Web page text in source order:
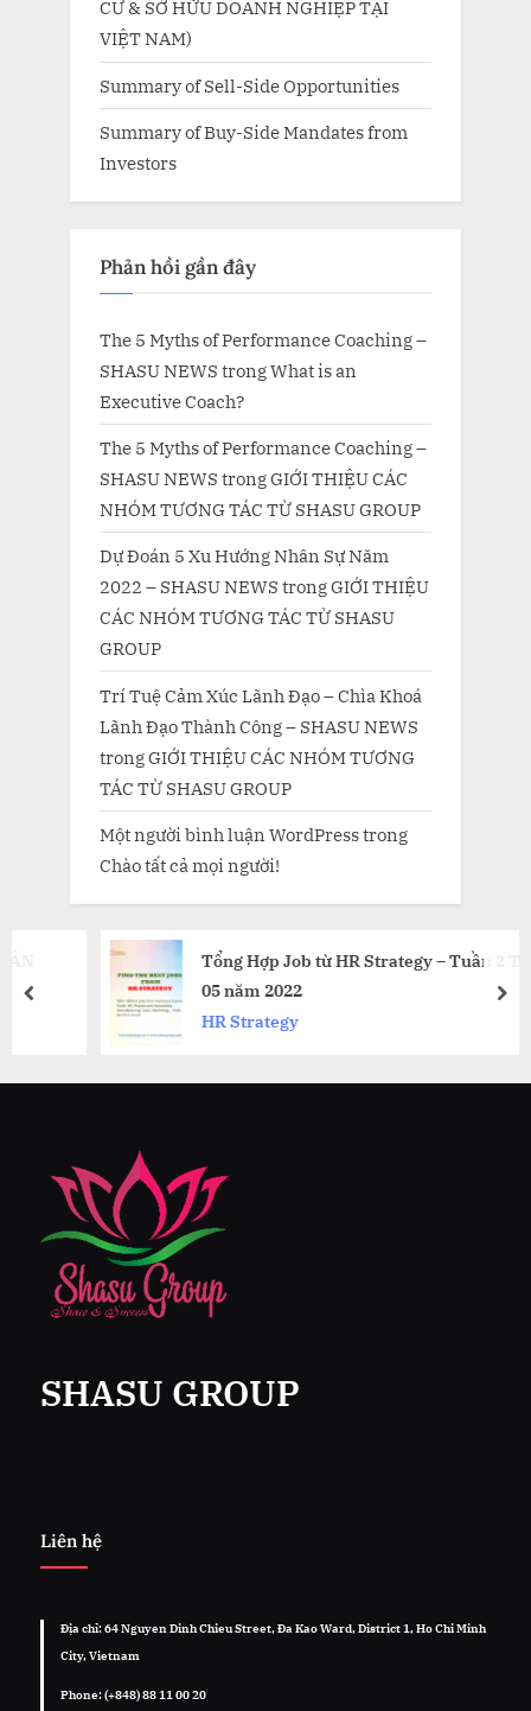
CƯ & SỞ HỮU DOANH NGHIỆP TẠI
VIỆT NAM)
Summary of Sell-Side Opportunities
Summary of Buy-Side Mandates from
Investors
Phản hồi gần đây
The 5 Myths of Performance Coaching –
SHASU NEWS trongWhat is an
Executive Coach?
The 5 Myths of Performance Coaching –
SHASU NEWS trongGIỚI THIỆU CÁC
NHÓM TƯƠNG TÁC TỪ SHASU GROUP
Dự Đoán 5 Xu Hướng Nhân Sự Năm
2022 – SHASU NEWS trongGIỚI THIỆU
CÁC NHÓM TƯƠNG TÁC TỪ SHASU
GROUP
Trí Tuệ Cảm Xúc Lãnh Đạo – Chìa Khoá
Lãnh Đạo Thành Công – SHASU NEWS
trongGIỚI THIỆU CÁC NHÓM TƯƠNG
TÁC TỪ SHASU GROUP
Một người bình luận WordPresstrong
Chào tất cả mọi người!
Tổng Hợp Job từ HR Strategy – Tuần 2 Tháng
05 năm 2022
HR Strategy
prev
SHASU GROUP
Liên hệ
Địa chỉ: 64 Nguyen Dinh Chieu Street, Đa Kao Ward, District 1, Ho Chi Minh
City, Vietnam
Phone: (+848) 88 11 00 20